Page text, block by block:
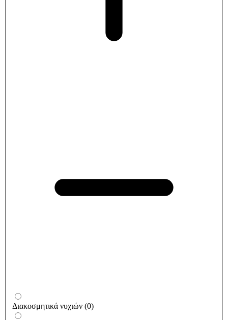
Διακοσμητικά νυχιών (0)